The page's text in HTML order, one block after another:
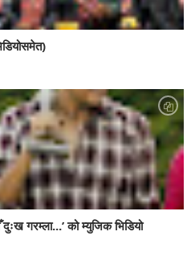
गरम्ला...’ को म्युजिक भिडियो